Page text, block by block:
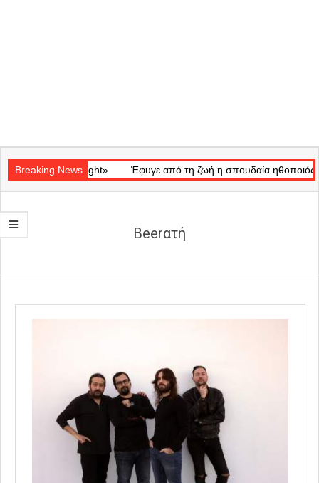
Navigation
Menu
Breaking News
«Ray of Light» Έφυγε από τη ζωή η σπουδαία ηθοποιός Μάρω
Beerατή